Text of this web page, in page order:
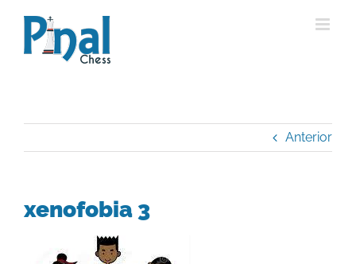
contenido
Anterior
xenofobia 3